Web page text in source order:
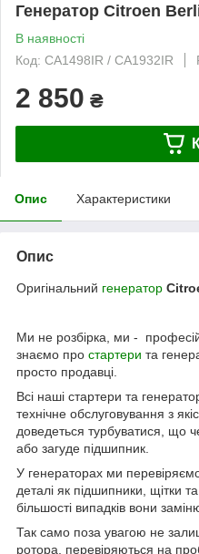
Генератор Citroen
В наявності
Код: CA1498IR / CA1932IR
2 850 ₴
Опис Характеристики
Опис
Оригінальний генератор
Ми не розбірка, ми -
знаємо про стартери та
просто продавці.
Всі наші стартери та
технічне обслуговування з
доведеться турбуватися, що
або загуде підшипник.
У генераторах ми
деталі як підшипники, щітки
більшості випадків вони
Так само поза увагою не
ротора, перевіряються на